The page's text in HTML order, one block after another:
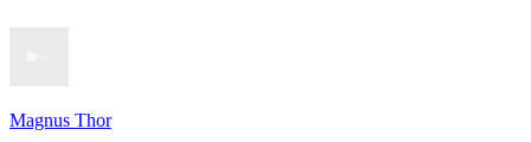
Magnus Thor